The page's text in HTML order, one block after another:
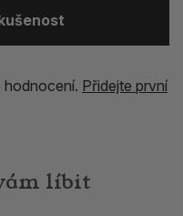
hodnocení. Přidejte první
líbit